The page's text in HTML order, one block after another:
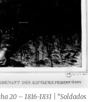
20 – 1816-1831 | “Soldados